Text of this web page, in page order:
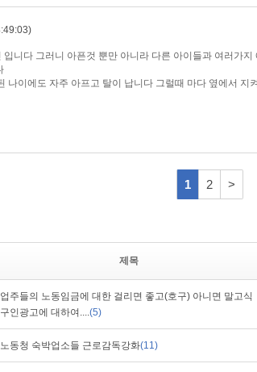
제목
업주들의 노동임금에 대한 걸리면 좋고(호구) 아니면 말고식
구인광고에 대하여....(5)
노동청 숙박업소들 근로감독강화(11)